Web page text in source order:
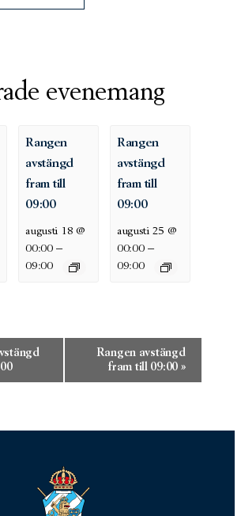
evenemang
Rangen
avstängd
fram till
09:00
augusti 18 @
00:00–
09:00
Rangen
avstängd
fram till
09:00
augusti 25 @
00:00–
09:00
Rangen avstängd
fram till 09:00 »